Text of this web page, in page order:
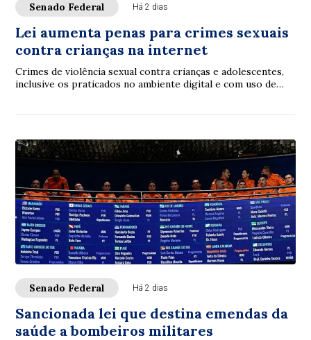
Senado Federal Há 2 dias
Lei aumenta penas para crimes sexuais
contra crianças na internet
Crimes de violência sexual contra crianças e adolescentes,
inclusive os praticados no ambiente digital e com uso de
Senado Federal Há 2 dias
Sancionada lei que destina emendas da
saúde a bombeiros militares